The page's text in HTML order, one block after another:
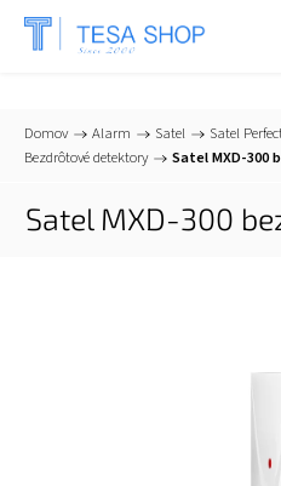
📞+421 903 553 805
Domov / Alarm / Satel / Satel
Bezdrôtové detektory / Satel MXD-
Satel MXD-300